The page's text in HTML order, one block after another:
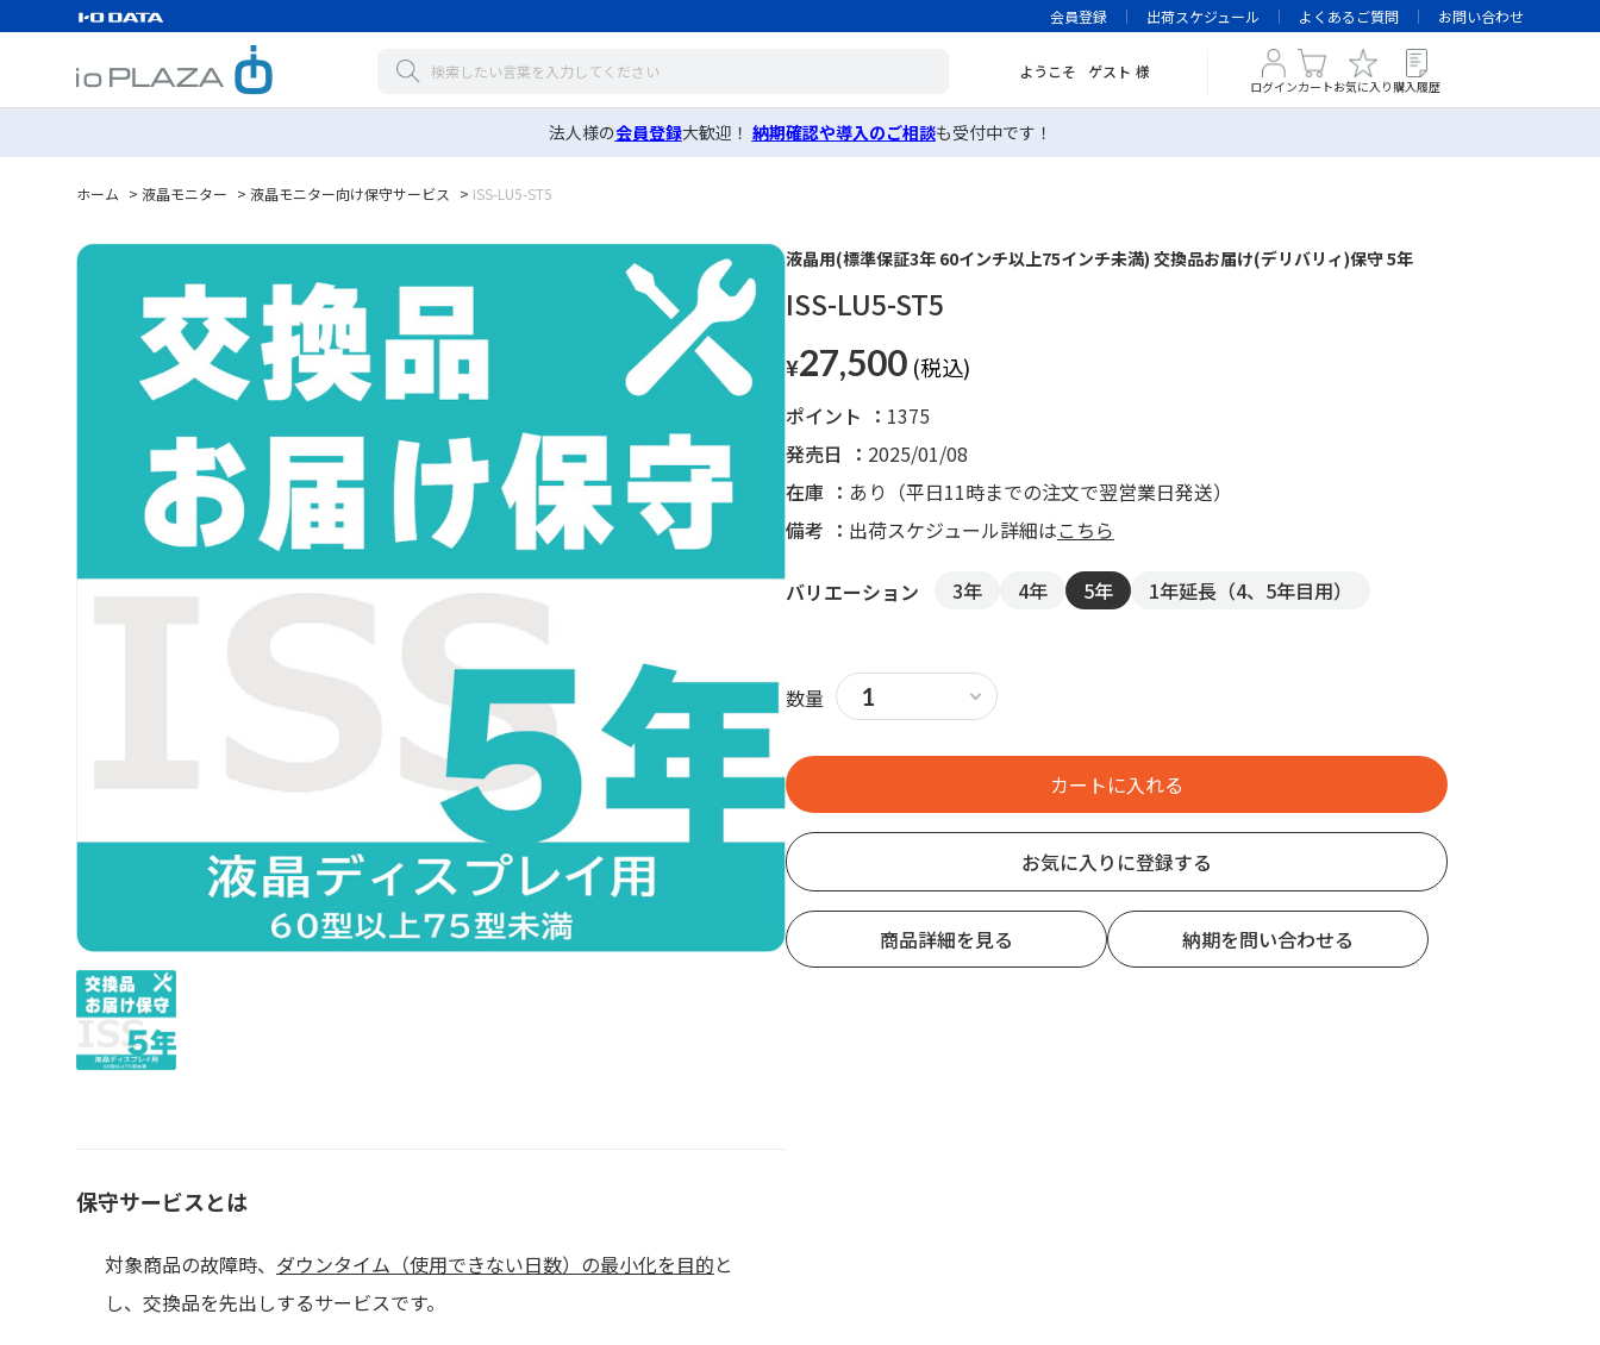
会員登録 出荷スケジュール よくあるご質問 お問い合わせ
ようこそ ゲスト 様
ログインカートお気に入り 購入履歴
法人様の会員登録大歓迎！ 納期確認や導入のご相談も受付中です！
ホーム > 液晶モニター > 液晶モニター向け保守サービス > ISS-LU5-ST5
保守サービスとは
対象商品の故障時、 ダウンタイム（使用できない日数）の最小化を目的と
し、交換品を先出しするサービスです。
液晶用(標準保証3年 60インチ以上75インチ未満) 交換品お届け(デリバリィ)保守 5年
ISS-LU5-ST5
¥27,500
発売日 2025/01/08
ポイント 1375
在庫
あり（平日11時までの注文で翌営業日発送）
備考
出荷スケジュール詳細はこちら
3年 4年 5年 1年延長（4、5年目用）
数量
お気に入りに登録する
商品詳細を見る 納期を問い合わせる